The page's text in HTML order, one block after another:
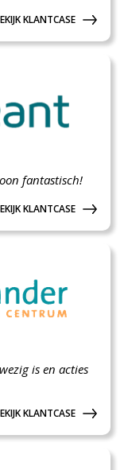
KLANTCASE
fantastisch!
KLANTCASE
is en acties
KLANTCASE